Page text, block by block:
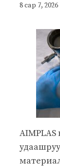
8 сар 7, 2026